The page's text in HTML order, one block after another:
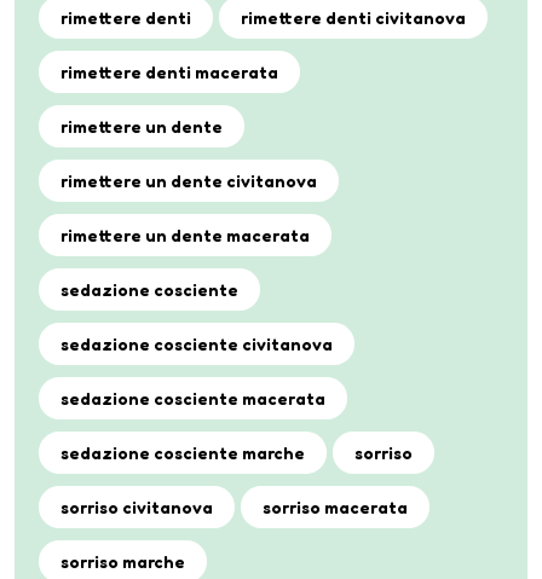
rimettere denti rimettere denti civitanova
rimettere denti macerata
rimettere un dente
rimettere un dente civitanova
rimettere un dente macerata
sedazione cosciente
sedazione cosciente civitanova
sedazione cosciente macerata
sedazione cosciente marche sorriso
sorriso civitanova sorriso macerata
sorriso marche